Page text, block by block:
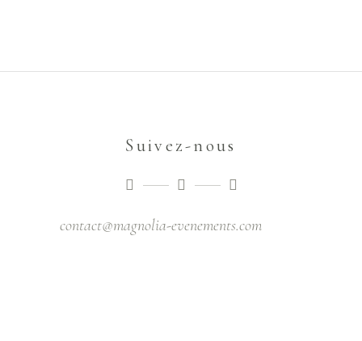
Suivez-nous
contact@magnolia-evenements.com